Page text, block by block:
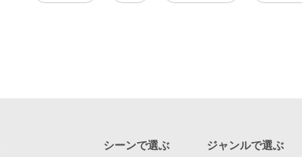
シーンで選ぶ
ジャンルで選ぶ